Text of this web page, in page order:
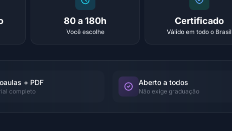
80 a 180h
Você escolhe
Certificado
Válido em todo o Brasil
+ PDF
completo
Aberto a todos
Não exige graduação